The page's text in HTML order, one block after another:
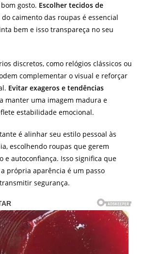
gosto. Escolher tecidos de
caimento das roupas é essencial
bem e isso transpareça no seu
discretos, como relógios clássicos ou
complementar o visual e reforçar
Evitar exageros e tendências
manter uma imagem madura e
estabilidade emocional.
é alinhar seu estilo pessoal às
escolhendo roupas que gerem
e autoconfiança. Isso significa que
própria aparência é um passo
segurança.